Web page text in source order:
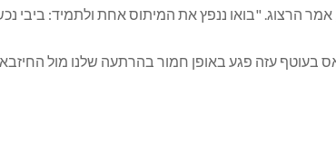
אמר הרצוג. "בואו ננפץ את המיתוס אחת ולתמיד: ביבי
בעוטף עזה פגע באופן חמור בהרתעה שלנו מול